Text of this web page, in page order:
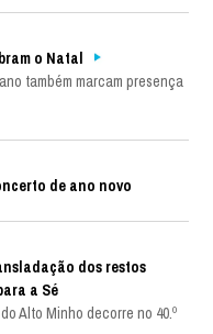
o Natal
também marcam presença
de ano novo
dos restos
a Sé
Alto Minho decorre no 40.º